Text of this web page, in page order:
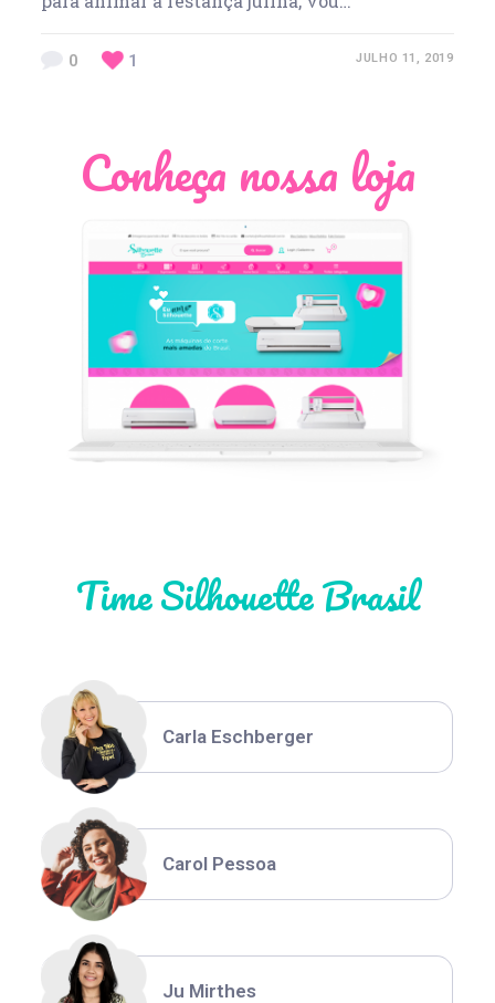
0 1 JULHO 11, 2019
Conheça nossa loja
Time Silhouette Brasil
Léia Pastori
Thiara Ney
Carla Eschberger
Carol Pessoa
Ju Mirthes